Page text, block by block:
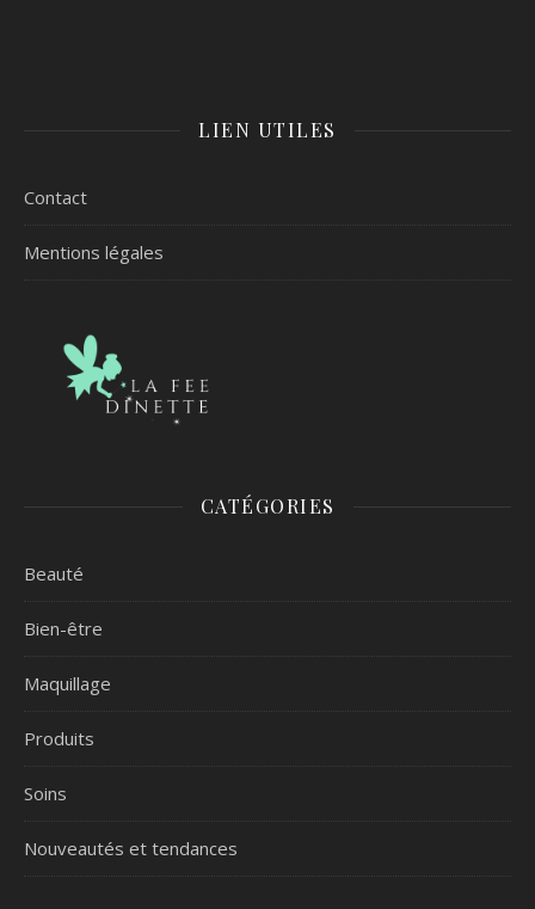
LIEN UTILES
Contact
Mentions légales
CATÉGORIES
Beauté
Bien-être
Maquillage
Produits
Soins
Nouveautés et tendances